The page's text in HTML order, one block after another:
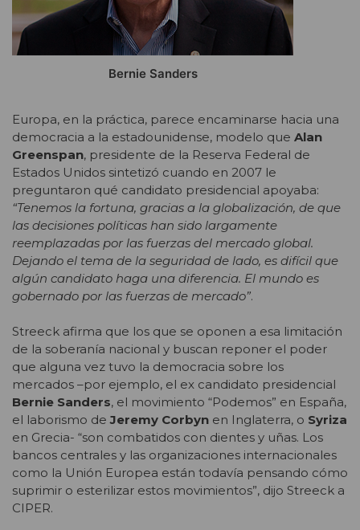
Bernie Sanders
Europa, en la práctica, parece encaminarse hacia una
democracia a la estadounidense, modelo que Alan
Greenspan, presidente de la Reserva Federal de
Estados Unidos sintetizó cuando en 2007 le
preguntaron qué candidato presidencial apoyaba:
“Tenemos la fortuna, gracias a la globalización, de que
las decisiones políticas han sido largamente
reemplazadas por las fuerzas del mercado global.
Dejando el tema de la seguridad de lado, es difícil que
algún candidato haga una diferencia. El mundo es
gobernado por las fuerzas de mercado”.
Streeck afirma que los que se oponen a esa limitación
de la soberanía nacional y buscan reponer el poder
que alguna vez tuvo la democracia sobre los
mercados –por ejemplo, el ex candidato presidencial
Bernie Sanders, el movimiento “Podemos” en España,
el laborismo deJeremy Corbyn en Inglaterra, o Syriza
en Grecia- “son combatidos con dientes y uñas. Los
bancos centrales y las organizaciones internacionales
como la Unión Europea están todavía pensando cómo
suprimir o esterilizar estos movimientos”, dijo Streeck a
CIPER.